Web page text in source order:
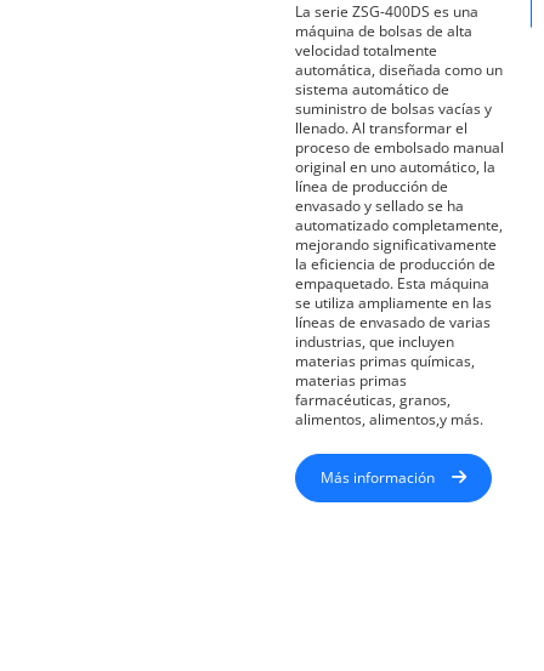
La serie ZSG-400DS es una
máquina de bolsas de alta
velocidad totalmente
automática, diseñada como un
sistema automático de
suministro de bolsas vacías y
llenado. Al transformar el
proceso de embolsado manual
original en uno automático, la
línea de producción de
envasado y sellado se ha
automatizado completamente,
mejorando significativamente
la eficiencia de producción de
empaquetado. Esta máquina
se utiliza ampliamente en las
líneas de envasado de varias
industrias, que incluyen
materias primas químicas,
materias primas
farmacéuticas, granos,
alimentos, alimentos,y más.
Más información